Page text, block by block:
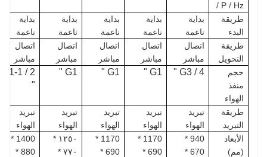
/ P / Hz
طريقة
البدء
بداية
ناعمة
بداية
ناعمة
بداية
ناعمة
بداية
ناعمة
بداية
ناعمة
طريقة
التحويل
اتصال
مباشر
اتصال
مباشر
اتصال
مباشر
اتصال
مباشر
اتصال
مباشر
حجم
منفذ
الهواء
G3 / 4 "
G1 "
G1 "
G1 "
G1-1 / 2
"
طريقة
التبريد
تبريد
الهواء
تبريد
الهواء
تبريد
الهواء
تبريد
الهواء
تبريد
الهواء
الأبعاد
(مم)
940 *
670 *
1170 *
690 *
1170 *
690 *
١٢٥٠ *
٧٧٠ *
1400 *
880 *